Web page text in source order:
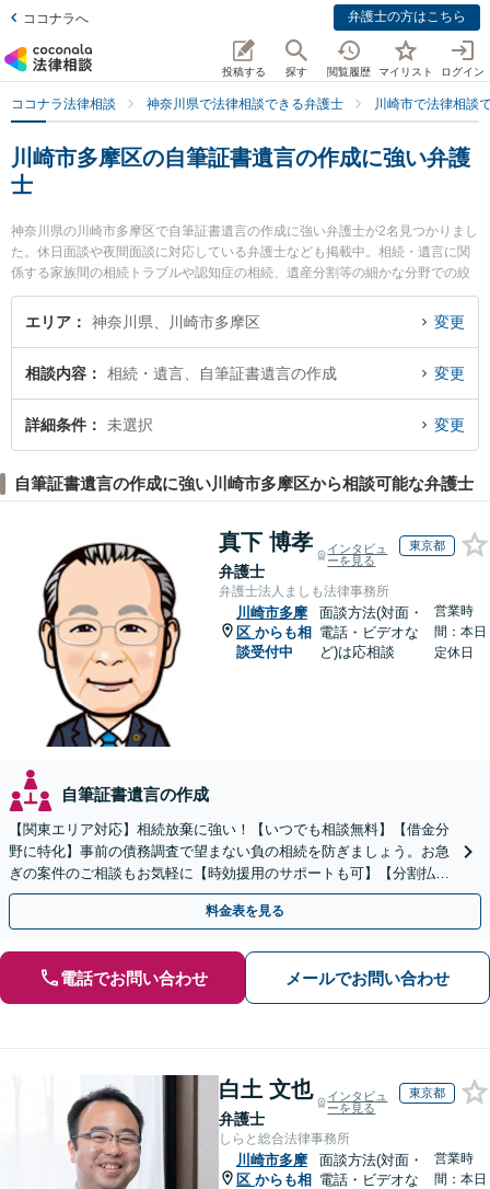
ココナラへ 弁護士の方はこちら
投稿する 探す 閲覧履歴 マイリスト ログイン
ココナラ法律相談 神奈川県で法律相談できる弁護士 川崎市で法律相談
川崎市多摩区の自筆証書遺言の作成に強い弁護
士
神奈川県の川崎市多摩区で自筆証書遺言の作成に強い弁護士が2名見つかりまし
た。休日面談や夜間面談に対応している弁護士なども掲載中。相続・遺言に関
係する家族間の相続トラブルや認知症の相続、遺産分割等の細かな分野での絞
り込み検索もでき便利です。特に川崎北合同法律事務所の湯山 薫弁護士や川崎
北合同法律事務所の工藤 猛弁護士のプロフィール情報や弁護士費用、強みなど
ブル解決の実績豊富な近くの弁護士を検索したい』『初回相談無料で自筆証書
遺言の作成を法律相談できる川崎市多摩区内の弁護士に相談予約したい』など
でお困りの相談者さんにおすすめです。
エリア 神奈川県、川崎市多摩区 変更
相談内容 相続・遺言、自筆証書遺言の作成 変更
詳細条件 未選択 変更
自筆証書遺言の作成に強い川崎市多摩区から相談可能な弁護士
真下 博孝
弁護士
インタビュ
ーを見る
東京都
弁護士法人ましも法律事務所
川崎市多摩
区 からも相
談受付中
面談方法(対面・
電話・ビデオな
ど)は応相談
営業時
間：本日
定休日
自筆証書遺言の作成
【関東エリア対応】相続放棄に強い！【いつでも相談無料】【借金分
野に特化】事前の債務調査で望まない負の相続を防ぎましょう。お急
ぎの案件のご相談もお気軽に【時効援用のサポートも可】【分割払い
利用可】【休日電話相談可能】
料金表を見る
電話でお問い合わせ メールでお問い合わせ
白土 文也
弁護士
インタビュ
ーを見る
東京都
しらと総合法律事務所
川崎市多摩
区 からも相
面談方法(対面・
電話・ビデオな
営業時
間：本日